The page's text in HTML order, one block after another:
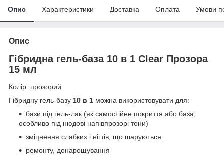
Опис Характеристики Доставка Оплата Умови
Опис
Гібридна гель-база 10 в 1 Clear Прозора
15 мл
Колір: прозорий
Гібридну гель-базу 10 в 1 можна використовувати для:
бази під гель-лак (як самостійне покриття або база,
особливо під нюдові напівпрозорі тони)
зміцнення слабких і нігтів, що шаруються.
ремонту, донарощування